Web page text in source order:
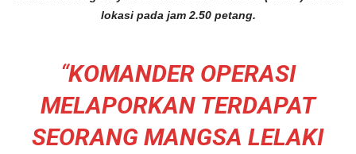
lokasi pada jam 2.50 petang.
“KOMANDER OPERASI
MELAPORKAN TERDAPAT
SEORANG MANGSA LELAKI